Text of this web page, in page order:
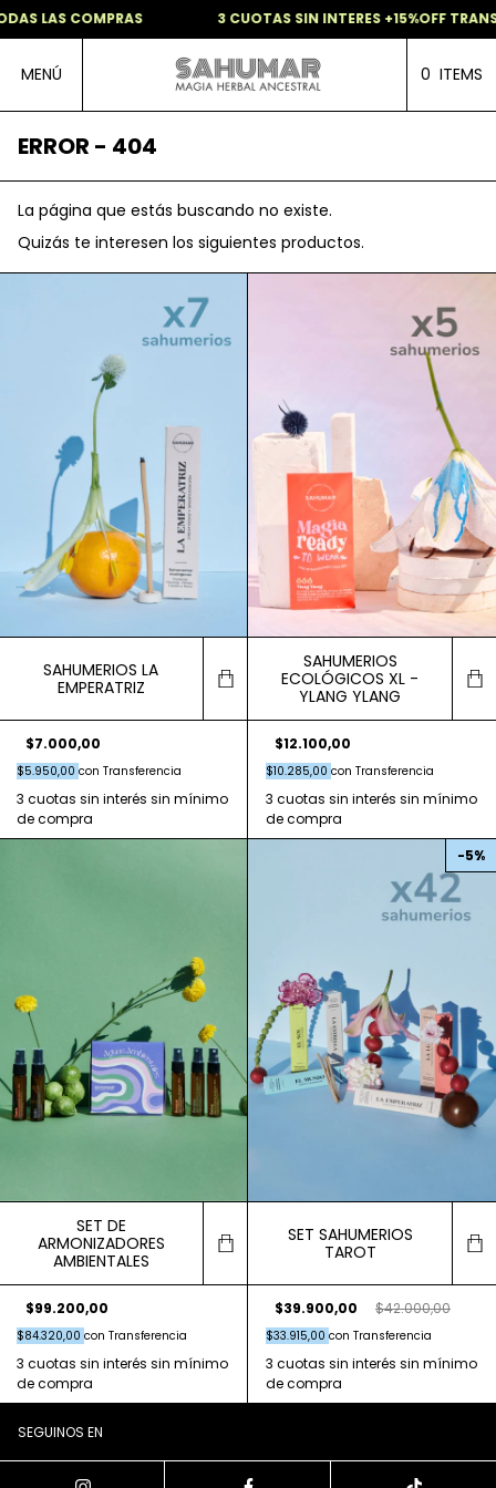
LAS COMPRAS 3 CUOTAS SIN INTERES +15%OFF
MENÚ 0 ITEMS
ERROR - 404
La página que estás buscando no existe.
Quizás te interesen los siguientes productos.
SAHUMERIOS LA
EMPERATRIZ
$7.000,00
$5.950,00 con Transferencia
SAHUMERIOS
ECOLÓGICOS XL -
YLANG YLANG
$12.100,00
$10.285,00 con Transferencia
SET DE
ARMONIZADORES
AMBIENTALES
$99.200,00
$84.320,00 con Transferencia
-5%
SET SAHUMERIOS
TAROT
$39.900,00 $42.000,00
$33.915,00 con Transferencia
SEGUINOS EN